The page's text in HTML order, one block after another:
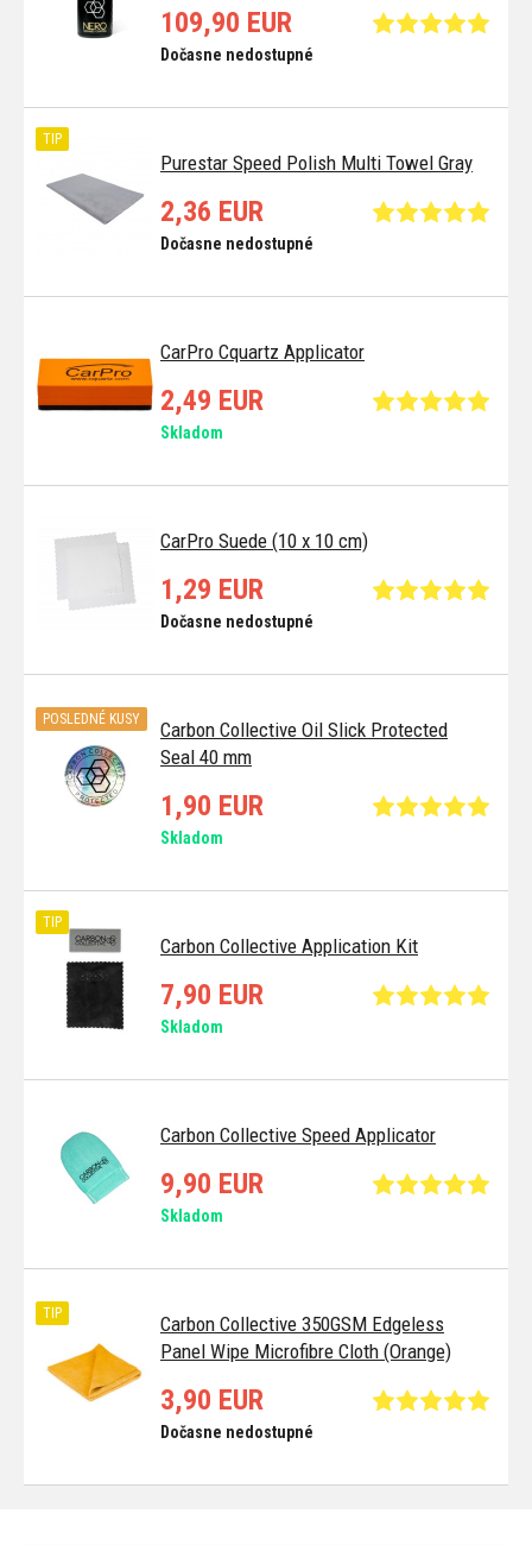
109,90 EUR
Dočasne nedostupné
Purestar Speed Polish Multi Towel Gray
TIP
2,36 EUR
Dočasne nedostupné
CarPro Cquartz Applicator
2,49 EUR
Skladom
CarPro Suede (10 x 10 cm)
1,29 EUR
Dočasne nedostupné
Carbon Collective Oil Slick Protected
Seal 40 mm
POSLEDNÉ KUSY
1,90 EUR
Skladom
Carbon Collective Application Kit
TIP
7,90 EUR
Skladom
Carbon Collective Speed Applicator
9,90 EUR
Skladom
Carbon Collective 350GSM Edgeless
Panel Wipe Microfibre Cloth (Orange)
TIP
3,90 EUR
Dočasne nedostupné